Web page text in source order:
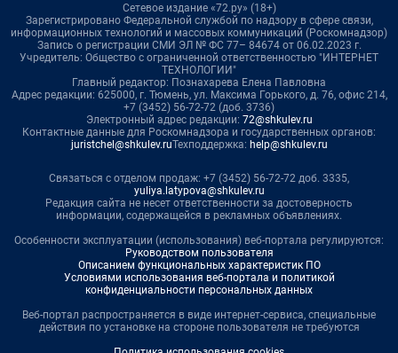
Сетевое издание «72.ру» (18+)
Зарегистрировано Федеральной службой по надзору в сфере связи,
информационных технологий и массовых коммуникаций (Роскомнадзор)
Запись о регистрации СМИ ЭЛ № ФС 77– 84674 от 06.02.2023 г.
Учредитель: Общество с ограниченной ответственностью "ИНТЕРНЕТ
ТЕХНОЛОГИИ"
Главный редактор: Познахарева Елена Павловна
Адрес редакции: 625000, г. Тюмень, ул. Максима Горького, д. 76, офис 214,
+7 (3452) 56-72-72 (доб. 3736)
Электронный адрес редакции: 72@shkulev.ru
Контактные данные для Роскомнадзора и государственных органов:
juristchel@shkulev.ruТехподдержка: help@shkulev.ru
Связаться с отделом продаж: +7 (3452) 56-72-72 доб. 3335,
yuliya.latypova@shkulev.ru
Редакция сайта не несет ответственности за достоверность
информации, содержащейся в рекламных объявлениях.
Особенности эксплуатации (использования) веб-портала регулируются:
Руководством пользователя
Описанием функциональных характеристик ПО
Условиями использования веб-портала и политикой
конфиденциальности персональных данных
Веб-портал распространяется в виде интернет-сервиса, специальные
действия по установке на стороне пользователя не требуются